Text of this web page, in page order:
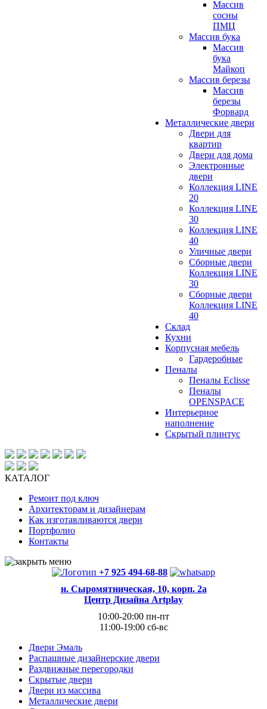
Массив
сосны
ПМЦ
Массив бука
Массив
бука
Майкоп
Массив березы
Массив
березы
Форвард
Металлические двери
Двери для
квартир
Двери для дома
Электронные
двери
Коллекция LINE
20
Коллекция LINE
30
Коллекция LINE
40
Уличные двери
Сборные двери
Коллекция LINE
30
Сборные двери
Коллекция LINE
40
Склад
Кухни
Корпусная мебель
Гардеробные
Пеналы
Пеналы Eclisse
Пеналы
OPENSPACE
Интерьерное
наполнение
Скрытый плинтус
КАТАЛОГ
Ремонт под ключ
Архитекторам и дизайнерам
Как изготавливаются двери
Портфолио
Контакты
+7 925 494-68-88
н. Сыромятническая, 10, корп. 2а
Центр Дизайна Artplay
10:00-20:00 пн-пт
11:00-19:00 сб-вс
Двери Эмаль
Распашные дизайнерские двери
Раздвижные перегородки
Скрытые двери
Двери из массива
Металлические двери